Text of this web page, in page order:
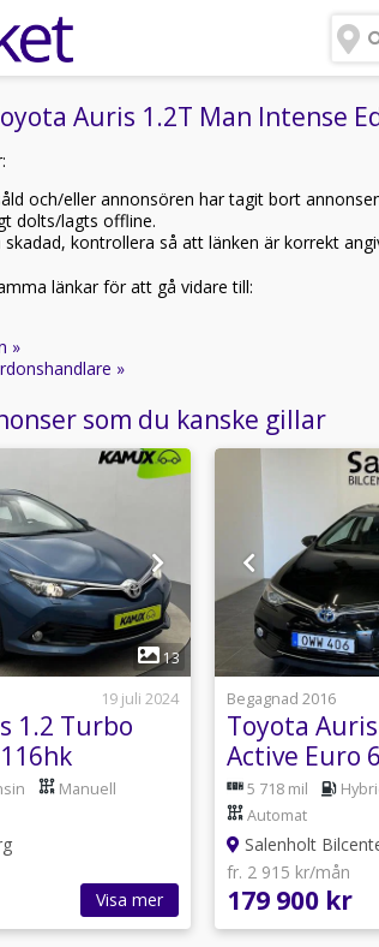
Auris 1.2T Man Intense
och/eller annonsören har tagit bort
dolts/lagts offline.
skadad, kontrollera så att länken är korrekt
länkar för att gå vidare till:
»
»
som du kanske gillar
1
13
19 juli 2024
1.2 Turbo
Manuell
Visa mer
1
Begagnad 2016
Toyota
Active Euro 6
5 718 mil
Automat
Salenholt
fr. 2 915 kr/mån
179 900 kr